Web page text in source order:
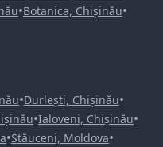
•Botanica, Chișinău•
•Durlești, Chișinău•
•Ialoveni, Chișinău•
•Stăuceni, Moldova•